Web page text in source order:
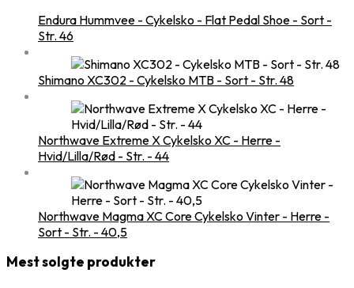
Endura Hummvee - Cykelsko - Flat Pedal Shoe - Sort -
Str. 46
Shimano XC302 - Cykelsko MTB - Sort - Str. 48
Northwave Extreme X Cykelsko XC - Herre -
Hvid/Lilla/Rød - Str. - 44
Northwave Magma XC Core Cykelsko Vinter - Herre -
Sort - Str. - 40,5
Mest solgte produkter